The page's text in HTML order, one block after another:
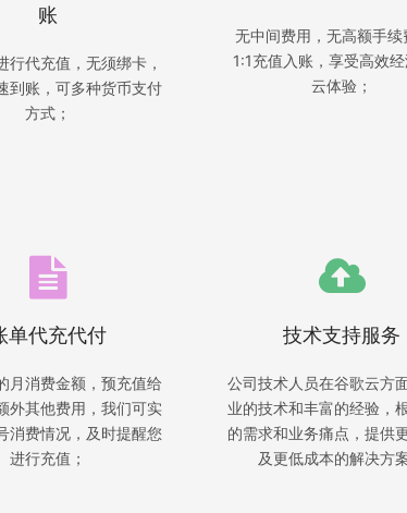
账
行代充值，无须绑卡，
到账，可多种货币支付
方式；
无中间费用，无高额手续
1:1充值入账，享受高效
云体验；
单代充代付
月消费金额，预充值给
外其他费用，我们可实
消费情况，及时提醒您
进行充值；
技术支持服务
公司技术人员在谷歌云方
业的技术和丰富的经验，
的需求和业务痛点，提供
及更低成本的解决方